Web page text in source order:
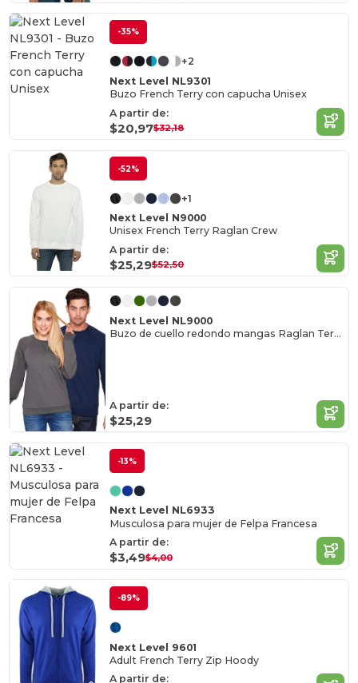
-35%
+2
Next Level NL9301
Buzo French Terry con capucha Unisex
A partir de:
$20,97$32,18
-52%
+1
Next Level N9000
Unisex French Terry Raglan Crew
A partir de:
$25,29$52,50
Next Level NL9000
Buzo de cuello redondo mangas Raglan Terry Unisex
A partir de:
$25,29
-13%
Next Level NL6933
Musculosa para mujer de Felpa Francesa
A partir de:
$3,49$4,00
-89%
Next Level 9601
Adult French Terry Zip Hoody
A partir de: